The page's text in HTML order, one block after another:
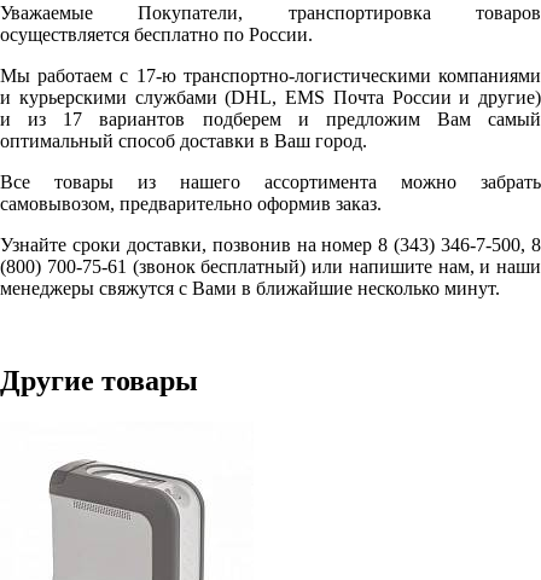
Уважаемые Покупатели, транспортировка товаров
осуществляется бесплатно по России.
Мы работаем с 17-ю транспортно-логистическими компаниями
и курьерскими службами (DHL, EMS Почта России и другие)
и из 17 вариантов подберем и предложим Вам самый
оптимальный способ доставки в Ваш город.
Все товары из нашего ассортимента можно забрать
самовывозом, предварительно оформив заказ.
Узнайте сроки доставки, позвонив на номер 8 (343) 346-7-500, 8
(800) 700-75-61 (звонок бесплатный) или напишите нам, и наши
менеджеры свяжутся с Вами в ближайшие несколько минут.
Другие товары